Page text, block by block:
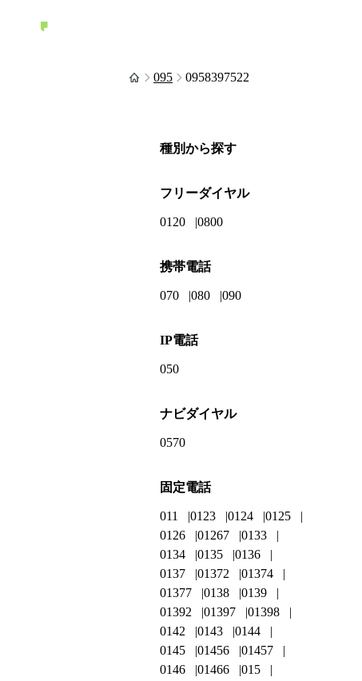
095 0958397522
種別から探す
フリーダイヤル
0120 0800
携帯電話
070 080 090
IP電話
050
ナビダイヤル
0570
固定電話
011 0123 0124
0125
0126
01267
0133
0134
0135
0136
0137
01372
01374
01377
0138
0139
01392
01397
01398
0142
0143
0144
0145
01456
01457
0146
01466
015